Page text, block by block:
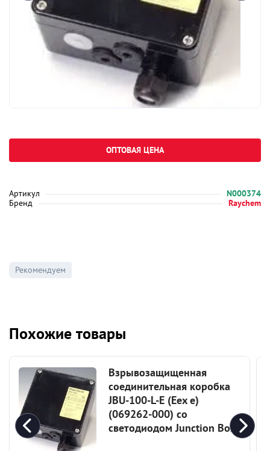
Артикул
N000374
Бренд
Raychem
ОПТОВАЯ ЦЕНА
Рекомендуем
Похожие товары
Взрывозащищенная
соединительная коробка
JBU-100-L-E (Eex e)
(069262-000) со
светодиодом Junction Box